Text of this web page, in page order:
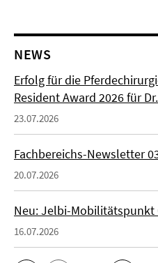
NEWS
Erfolg für die
Resident Award 2026 für
23.07.2026
Fachbereichs-Newsletter
20.07.2026
Neu: Jelbi-Mobilitätspunkt
16.07.2026